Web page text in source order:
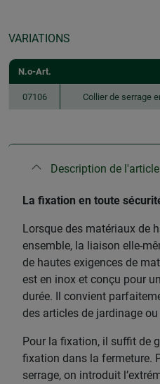
VARIATIONS
N.o-Art.
07106 Collier de serrage
Description de l'article
La fixation en toute
Lorsque des matériaux de
ensemble, la liaison elle-
de hautes exigences de
est en inox et conçu pour
durée. Il convient
des articles de jardinage ou
Pour la fixation, il suffit de
fixation dans la fermeture.
serrage, on introduit